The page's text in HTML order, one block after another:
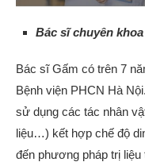
Bác sĩ chuyên
Bác sĩ Gấm có trên 7
Bệnh viện PHCN Hà
sử dụng các tác nhân
liệu…) kết hợp chế độ
đến phương pháp trị